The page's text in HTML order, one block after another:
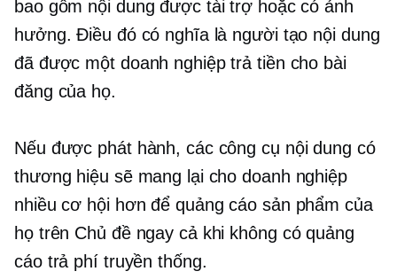
bao gồm nội dung được tài trợ hoặc có ảnh
hưởng. Điều đó có nghĩa là người tạo nội dung
đã được một doanh nghiệp trả tiền cho bài
đăng của họ.
Nếu được phát hành, các công cụ nội dung có
thương hiệu sẽ mang lại cho doanh nghiệp
nhiều cơ hội hơn để quảng cáo sản phẩm của
họ trên Chủ đề ngay cả khi không có quảng
cáo trả phí truyền thống.